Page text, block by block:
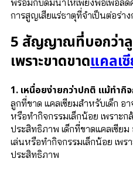
พร้อมกับดื่มน้ำให้เพียงพอเพื่อล
การสูญเสียแร่ธาตุที่จำเป็นต่อร่าง
5 สัญญาณที่บอกว่าลู
เพราะขาดขาดแคลเ
1. เหนื่อยง่ายกว่าปกติ แม้ทำกิจ
ลูกที่ขาด แคลเซียมสำหรับเด็ก อ
หรือทำกิจกรรมเล็กน้อย เพราะก
ประสิทธิภาพ เด็กที่ขาดแคลเซียม
เล่นหรือทำกิจกรรมเล็กน้อย เพร
ประสิทธิภาพ